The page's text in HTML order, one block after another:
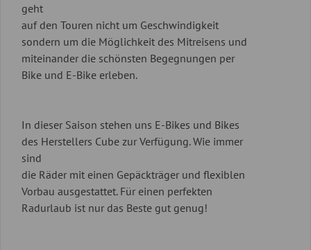
geht
auf den Touren nicht um Geschwindigkeit
sondern um die Möglichkeit des Mitreisens und
miteinander die schönsten Begegnungen per
Bike und E-Bike erleben.
In dieser Saison stehen uns E-Bikes und Bikes
des Herstellers Cube zur Verfügung. Wie immer
sind
die Räder mit einen Gepäckträger und flexiblen
Vorbau ausgestattet. Für einen perfekten
Radurlaub ist nur das Beste gut genug!